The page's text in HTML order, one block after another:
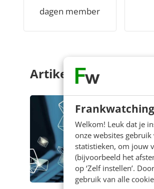
Welkom! Leuk dat je
onze websites
statistieken, om jouw
(bijvoorbeeld het
op ‘Zelf instellen’.
gebruik van alle
dagen member
Artikelen
Dit is
voor